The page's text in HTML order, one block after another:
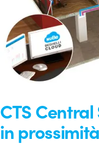
CTS
in